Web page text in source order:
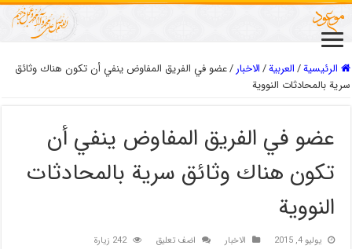
الرئيسية/العربیة/الاخبار/عضو في الفريق المفاوض ينفي أن تكون هناك وثائق
سرية بالمحادثات النووية
عضو في الفريق المفاوض ينفي أن
تكون هناك وثائق سرية بالمحادثات
النووية
يوليو 4, 2015 الاخبار اضف تعليق 242 زيارة